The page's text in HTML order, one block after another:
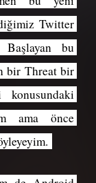
Twitter
Başlayan bu
bir Threat bir
ama önce